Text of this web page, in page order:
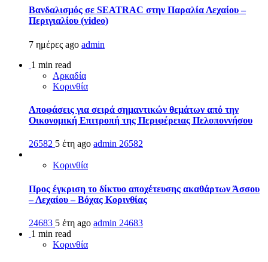
Βανδαλισμός σε SEATRAC στην Παραλία Λεχαίου –
Περιγιαλίου (video)
7 ημέρες ago admin
1 min read
Αρκαδία
Κορινθία
Αποφάσεις για σειρά σημαντικών θεμάτων από την
Οικονομική Επιτροπή της Περιφέρειας Πελοποννήσου
26582 5 έτη ago admin 26582
Κορινθία
Προς έγκριση το δίκτυο αποχέτευσης ακαθάρτων Άσσου
– Λεχαίου – Βόχας Κορινθίας
24683 5 έτη ago admin 24683
1 min read
Κορινθία